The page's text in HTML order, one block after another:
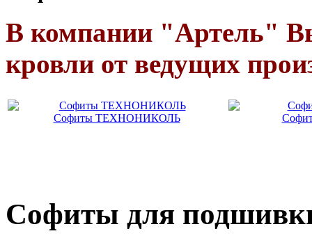
В компании "Артель"
кровли от ведущих
Софиты ТЕХНОНИКОЛЬ
Софиты для